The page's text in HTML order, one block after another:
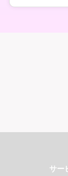
サー